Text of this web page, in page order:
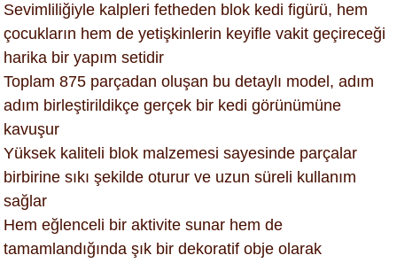
Sevimliliğiyle kalpleri fetheden blok kedi figürü, hem
çocukların hem de yetişkinlerin keyifle vakit geçireceği
harika bir yapım setidir
Toplam 875 parçadan oluşan bu detaylı model, adım
adım birleştirildikçe gerçek bir kedi görünümüne
kavuşur
Yüksek kaliteli blok malzemesi sayesinde parçalar
birbirine sıkı şekilde oturur ve uzun süreli kullanım
sağlar
Hem eğlenceli bir aktivite sunar hem de
tamamlandığında şık bir dekoratif obje olarak